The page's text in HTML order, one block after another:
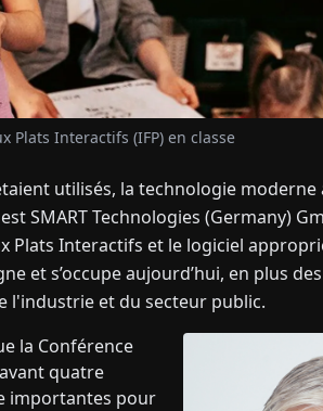
Plats Interactifs (IFP) en classe
utilisés, la technologie moderne
SMART Technologies (Germany)
Plats Interactifs et le logiciel
et s’occupe aujourd’hui, en plus
l'industrie et du secteur public.
la Conférence
quatre
importantes pour